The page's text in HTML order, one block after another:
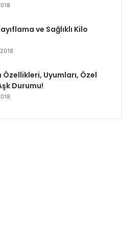
ve Sağlıklı Kilo
Özellikleri, Uyumları, Özel
Durumu!